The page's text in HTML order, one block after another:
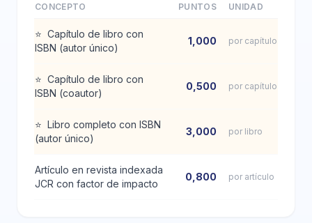
CONCEPTO PUNTOS UNIDAD
⭐ Capítulo de libro con
ISBN (autor único)
1,000 por capítulo
⭐ Capítulo de libro con
ISBN (coautor)
0,500 por capítulo
⭐ Libro completo con ISBN
(autor único)
3,000 por libro
Artículo en revista indexada
JCR con factor de impacto
0,800 por artículo